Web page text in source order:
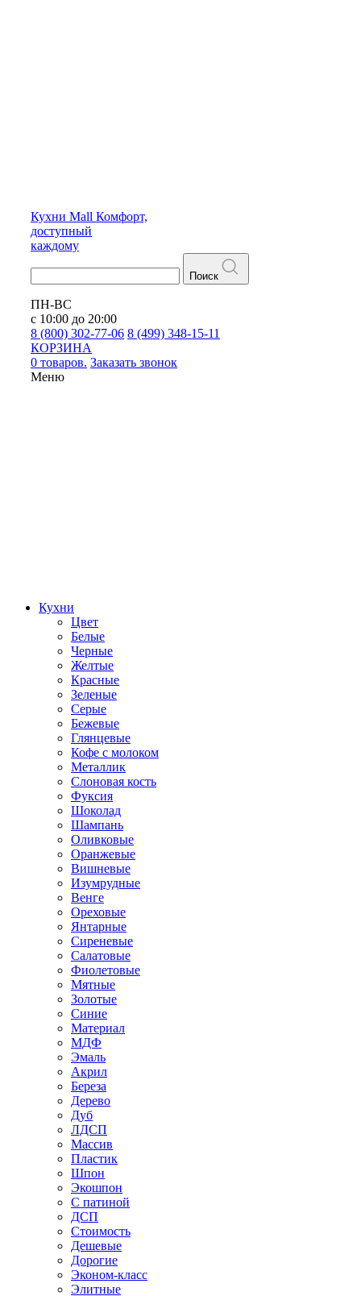
Кухни Mall Комфорт,
доступный
каждому
Поиск
ПН-ВС
с 10:00 до 20:00
8 (800) 302-77-06 8 (499) 348-15-11
КОРЗИНА
0 товаров. Заказать звонок
Меню
Кухни
Цвет
Белые
Черные
Желтые
Красные
Зеленые
Серые
Бежевые
Глянцевые
Кофе с молоком
Металлик
Слоновая кость
Фуксия
Шоколад
Шампань
Оливковые
Оранжевые
Вишневые
Изумрудные
Венге
Ореховые
Янтарные
Сиреневые
Салатовые
Фиолетовые
Мятные
Золотые
Синие
Материал
МДФ
Эмаль
Акрил
Береза
Дерево
Дуб
ЛДСП
Массив
Пластик
Шпон
Экошпон
С патиной
ДСП
Стоимость
Дешевые
Дорогие
Эконом-класс
Элитные